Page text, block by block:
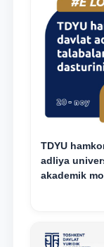
TDYU
adliya
akademik